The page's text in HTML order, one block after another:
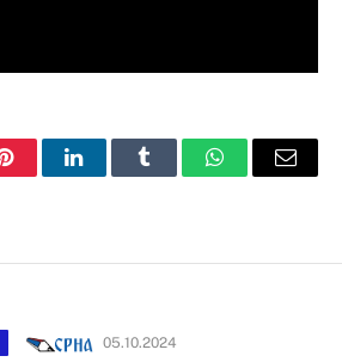
PinterestLinkedInTumblr WhatsAppEmail
05.10.2024